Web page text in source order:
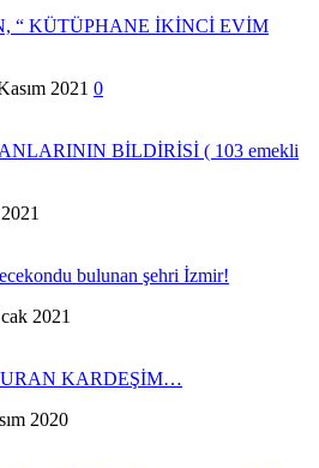
“ KÜTÜPHANE İKİNCİ EVİM
2021 0
BİLDİRİSİ ( 103 emekli
bulunan şehri İzmir!
2021
KARDEŞİM…
2020